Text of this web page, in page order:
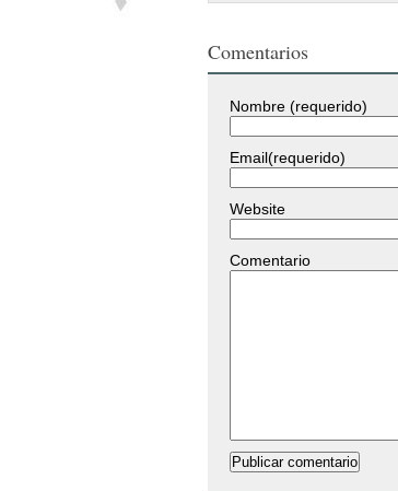
Comentarios
Nombre (requerido)
Email(requerido)
Website
Comentario